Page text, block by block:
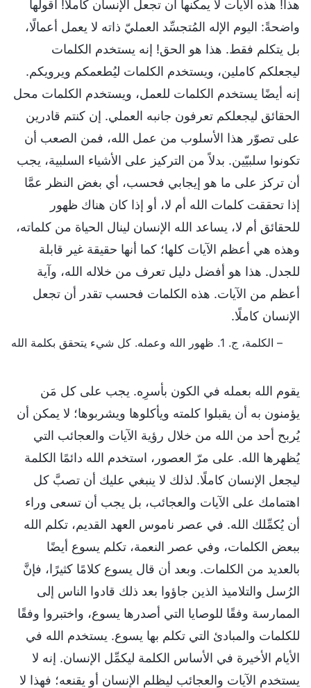
هذا! هذه الآيات لا يمكنها أن تجعل الإنسان كاملًا! أقولها
واضحةً: اليوم الإله المُتجسِّد العمليّ ذاته لا يعمل أعمالًا،
بل يتكلم فقط. هذا هو الحق! إنه يستخدم الكلمات
ليجعلكم كاملين، ويستخدم الكلمات ليُطعمكم ويرويكم.
إنه أيضًا يستخدم الكلمات للعمل، ويستخدم الكلمات محل
الحقائق ليجعلكم تعرفون جانبه العملي. إن كنتم قادرين
على تصوّر هذا الأسلوب من عمل الله، فمن الصعب أن
تكونوا سلبيّين. بدلاً من التركيز على الأشياء السلبية، يجب
أن تركز على ما هو إيجابي فحسب، أي بغض النظر عمَّا
إذا تحققت كلمات الله أم لا، أو إذا كان هناك ظهور
للحقائق أم لا، يساعد الله الإنسان لينال الحياة من كلماته،
وهذه هي أعظم الآيات كلها؛ كما أنها حقيقة غير قابلة
للجدل. هذا هو أفضل دليل تعرف من خلاله الله، وآية
أعظم من الآيات. هذه الكلمات فحسب تقدر أن تجعل
الإنسان كاملًا.
– الكلمة، ج. 1. ظهور الله وعمله. كل شيء يتحقق بكلمة الله
يقوم الله بعمله في الكون بأسرِه. يجب على كل مَن
يؤمنون به أن يقبلوا كلمته ويأكلوها ويشربوها؛ لا يمكن أن
يُربح أحد من الله من خلال رؤية الآيات والعجائب التي
يُظهرها الله. على مرّ العصور، استخدم الله دائمًا الكلمة
ليجعل الإنسان كاملًا. لذلك لا ينبغي عليك أن تصبَّ كل
اهتمامك على الآيات والعجائب، بل يجب أن تسعى وراء
أن يُكمِّلك الله. في عصر ناموس العهد القديم، تكلم الله
ببعض الكلمات، وفي عصر النعمة، تكلم يسوع أيضًا
بالعديد من الكلمات. وبعد أن قال يسوع كلامًا كثيرًا، فإنَّ
الرُسل والتلاميذ الذين جاؤوا بعد ذلك قادوا الناس إلى
الممارسة وفقًا للوصايا التي أصدرها يسوع، واختبروا وفقًا
للكلمات والمبادئ التي تكلم بها يسوع. يستخدم الله في
الأيام الأخيرة في الأساس الكلمة ليكمِّل الإنسان. إنه لا
يستخدم الآيات والعجائب ليظلم الإنسان أو يقنعه؛ فهذا لا